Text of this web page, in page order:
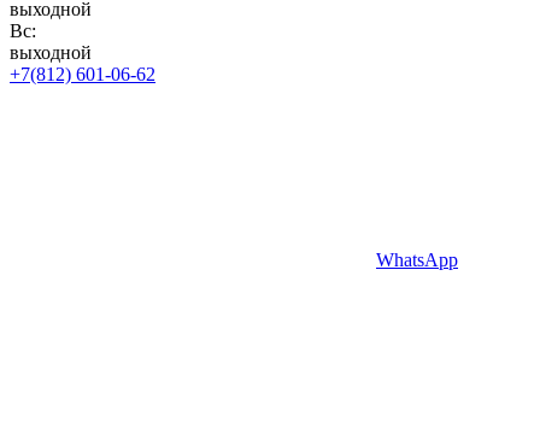
выходной
Вс:
выходной
+7(812) 601-06-62
WhatsApp